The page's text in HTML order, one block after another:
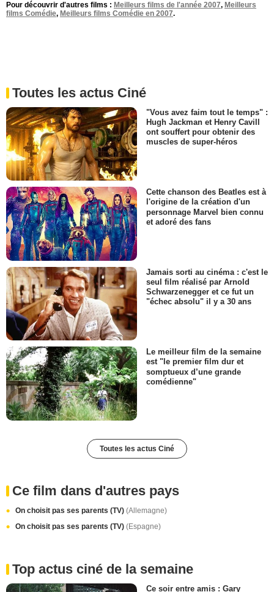
Pour découvrir d'autres films : Meilleurs films de l'année 2007, Meilleurs
films Comédie, Meilleurs films Comédie en 2007.
Toutes les actus Ciné
"Vous avez faim tout le temps" :
Hugh Jackman et Henry Cavill
ont souffert pour obtenir des
muscles de super-héros
Cette chanson des Beatles est à
l'origine de la création d'un
personnage Marvel bien connu
et adoré des fans
Jamais sorti au cinéma : c'est le
seul film réalisé par Arnold
Schwarzenegger et ce fut un
"échec absolu" il y a 30 ans
Le meilleur film de la semaine
est "le premier film dur et
somptueux d’une grande
comédienne"
Toutes les actus Ciné
Ce film dans d'autres pays
On choisit pas ses parents (TV) (Allemagne)
On choisit pas ses parents (TV) (Espagne)
Top actus ciné de la semaine
Ce soir entre amis : Gary